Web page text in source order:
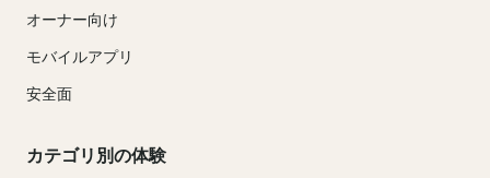
オーナー向け
モバイルアプリ
安全面
カテゴリ別の体験